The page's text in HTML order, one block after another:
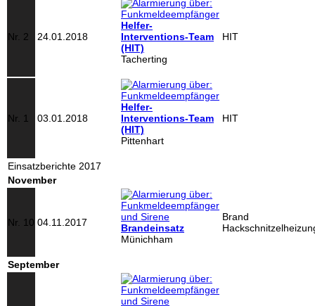
Nr. 2 24.01.2018
Helfer-
Interventions-Team
(HIT)
Tacherting
HIT
Nr. 1 03.01.2018
Helfer-
Interventions-Team
(HIT)
Pittenhart
HIT
Einsatzberichte 2017
November
Nr. 10 04.11.2017
Brandeinsatz
Münichham
Brand
September